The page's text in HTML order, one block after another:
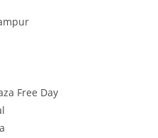
Free Day